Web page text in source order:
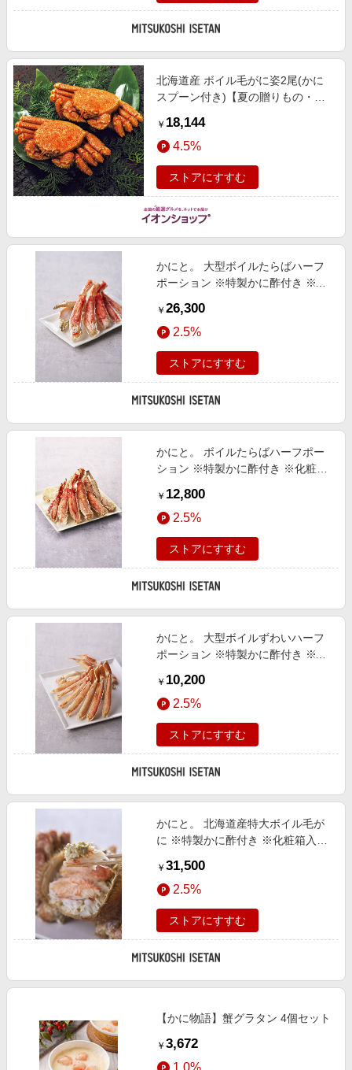
北海道産 ボイル毛がに姿2尾(かに
スプーン付き)【夏の贈りもの・お
￥ 18,144
4.5%
ストアにすすむ
かにと。 大型ボイルたらばハーフ
ポーション ※特製かに酢付き ※化
越伊勢丹/公式】
￥ 26,300
2.5%
ストアにすすむ
かにと。 ボイルたらばハーフポー
ション ※特製かに酢付き ※化粧箱
￥ 12,800
2.5%
ストアにすすむ
かにと。 大型ボイルずわいハーフ
ポーション ※特製かに酢付き ※化
式】
￥ 10,200
2.5%
ストアにすすむ
かにと。 北海道産特大ボイル毛が
に ※特製かに酢付き ※化粧箱入り
公式】
￥ 31,500
2.5%
ストアにすすむ
【かに物語】蟹グラタン 4個セット
￥ 3,672
1.0%